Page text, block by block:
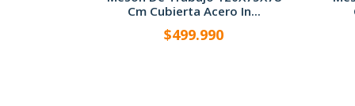
Cm Cubierta Acero In...
+
$499.990